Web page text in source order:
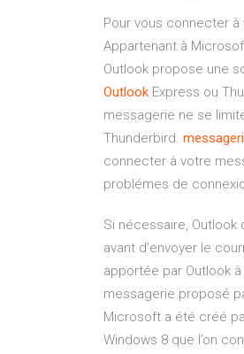
Pour vous connecter à
Appartenant à
Outlook propose une
Outlook Express ou
messagerie ne se
Thunderbird.
connecter à votre
problémes de
Si nécessaire,
avant d’envoyer le
apportée par Outlook
messagerie proposé
Microsoft a été créé
Windows 8 que l’on